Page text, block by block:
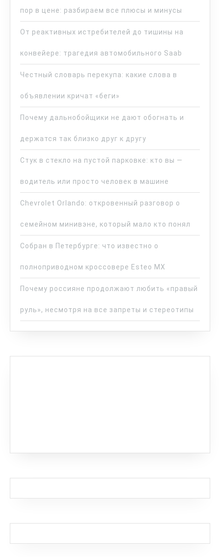
пор в цене: разбираем все плюсы и минусы
От реактивных истребителей до тишины на
конвейере: трагедия автомобильного Saab
Честный словарь перекупа: какие слова в
объявлении кричат «беги»
Почему дальнобойщики не дают обогнать и
держатся так близко друг к другу
Стук в стекло на пустой парковке: кто вы —
водитель или просто человек в машине
Chevrolet Orlando: откровенный разговор о
семейном минивэне, который мало кто понял
Собран в Петербурге: что известно о
полноприводном кроссовере Esteo MX
Почему россияне продолжают любить «правый
руль», несмотря на все запреты и стереотипы